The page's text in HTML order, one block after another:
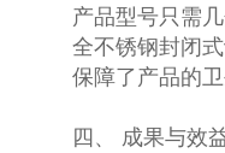
产品型号只需
全不锈钢封闭
保障了产品的卫
四、 成果与效